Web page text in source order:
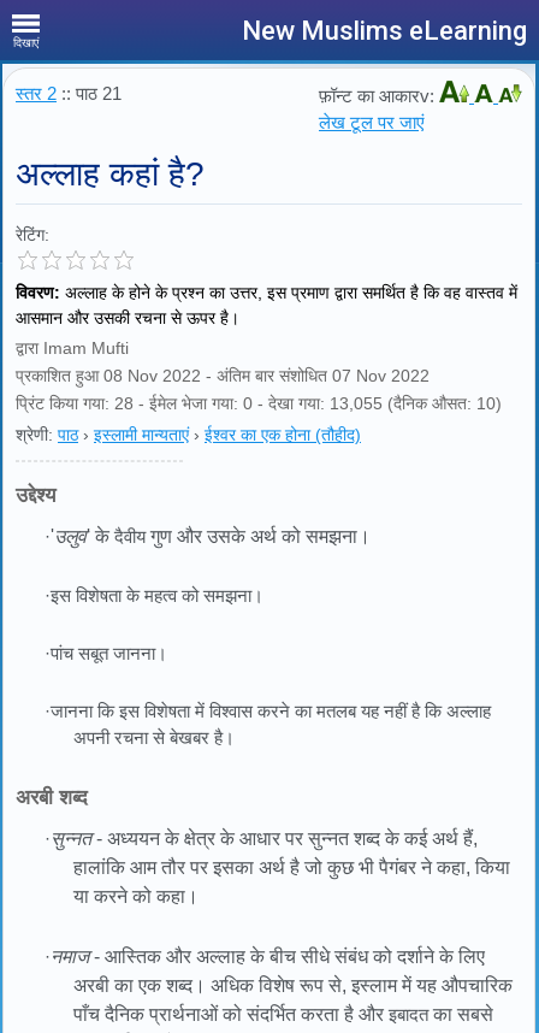
दिखाएं New Muslims eLearning
स्तर 2 :: पाठ 21
फ़ॉन्ट का आकारv:
लेख टूल पर जाएं
अल्लाह कहां है?
रेटिंग:
विवरण: अल्लाह के होने के प्रश्न का उत्तर, इस प्रमाण द्वारा समर्थित है कि वह वास्तव में
आसमान और उसकी रचना से ऊपर है।
द्वारा Imam Mufti
प्रकाशित हुआ 08 Nov 2022 - अंतिम बार संशोधित 07 Nov 2022
प्रिंट किया गया: 28 - ईमेल भेजा गया: 0 - देखा गया: 13,055 (दैनिक औसत: 10)
श्रेणी: पाठ› इस्लामी मान्यताएं› ईश्वर का एक होना (तौहीद)
उद्देश्य
·'उलुव' केदैवीयगुण और उसके अर्थ को समझना।
·इस विशेषता के महत्व को समझना।
·पांच सबूत जानना।
·जानना कि इस विशेषता में विश्वास करने का मतलब यह नहीं है कि अल्लाह
अपनी रचना से बेखबर है।
अरबी शब्द
·सुन्नत- अध्ययन के क्षेत्र के आधार पर सुन्नत शब्द के कई अर्थ हैं,
हालांकि आम तौर पर इसका अर्थ है जो कुछ भी पैगंबर ने कहा, किया
या करने को कहा।
·नमाज- आस्तिक और अल्लाह के बीच सीधे संबंध को दर्शाने के लिए
अरबी का एक शब्द। अधिक विशेष रूप से, इस्लाम में यह औपचारिक
पाँच दैनिक प्रार्थनाओं को संदर्भित करता है औरइबादतका सबसे